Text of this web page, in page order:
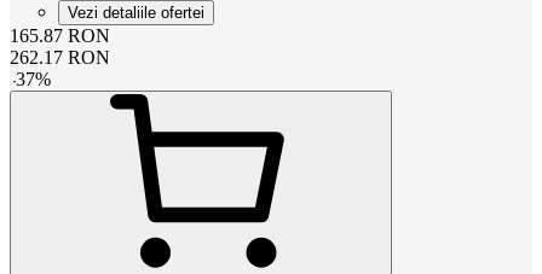
Vezi detaliile ofertei
165.87 RON
262.17 RON
-37%